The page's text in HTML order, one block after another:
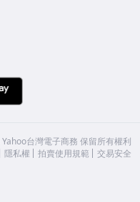
Yahoo台灣電子商務 保留所有權利
隱私權 拍賣使用規範 交易安全